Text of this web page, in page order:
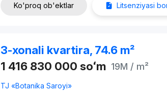
Ko'proq ob'ektlar Litsenziyasi
3-xonali kvartira, 74.6 m²
1 416 830 000 soʻm 19M / m²
TJ «Botanika Saroyi»